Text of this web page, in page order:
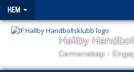
HEM
Hallby
Gemenskap -